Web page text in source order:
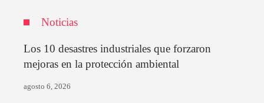
Noticias
Los 10 desastres industriales que forzaron
mejoras en la protección ambiental
agosto 6, 2026